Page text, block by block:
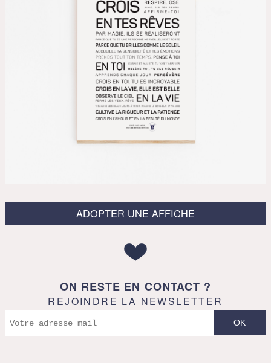
ADOPTER UNE AFFICHE
ON RESTE EN CONTACT ?
REJOINDRE LA NEWSLETTER